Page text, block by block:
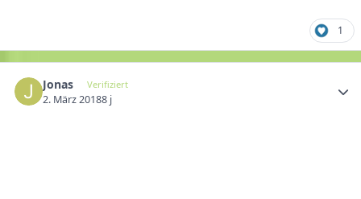
1
Jonas Verifiziert
2. März 20188 j